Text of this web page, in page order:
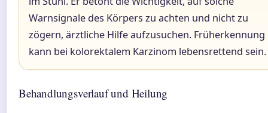
Warnsignale des Körpers zu achten und nicht zu
zögern, ärztliche Hilfe aufzusuchen. Früherkennung
kann bei kolorektalem Karzinom lebensrettend sein.
Behandlungsverlauf und Heilung